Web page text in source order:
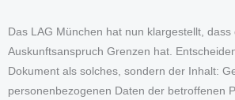
Das LAG München hat nun klargestellt, dass
Auskunftsanspruch Grenzen hat.
Dokument als solches, sondern der Inhalt:
personenbezogenen Daten der betroffenen